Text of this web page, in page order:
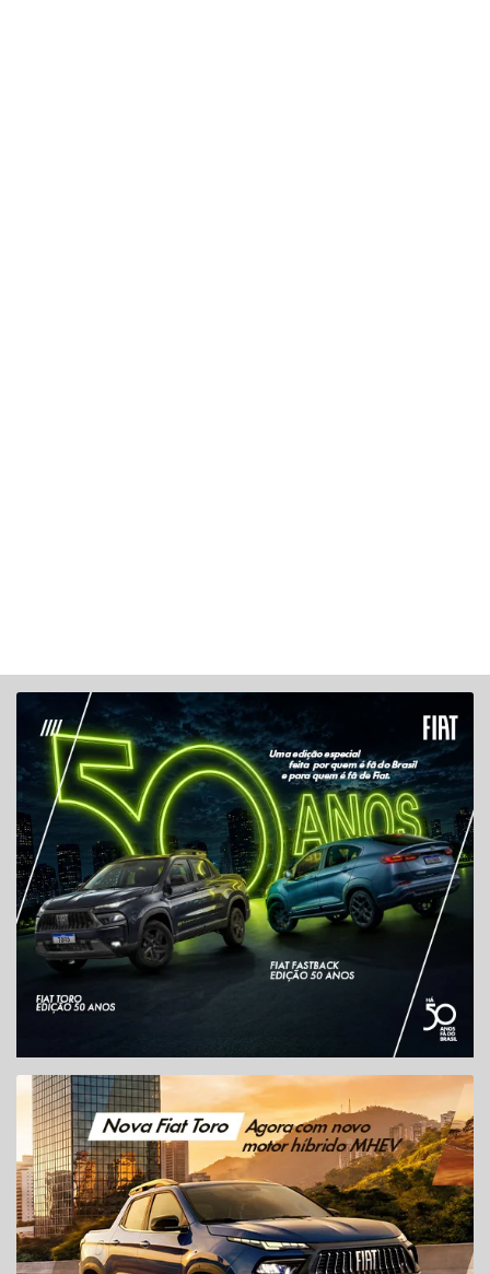
Preferência de contato:
Whatsapp
Telefone Email
Li e aceito aPolítica de Privacidadee concordo em
receber comunicações da concessionária.
Entrar em contato
ESPERAMOS
POR VOCÊ
FIAT GUARACAR VERANÓPOLIS